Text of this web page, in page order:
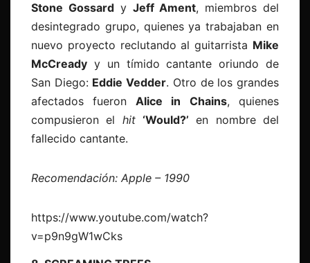
Stone Gossardy Jeff Ament, miembros del
desintegrado grupo, quienes ya trabajaban en
nuevo proyecto reclutando al guitarrista Mike
McCready y un tímido cantante oriundo de
San Diego: Eddie Vedder. Otro de los grandes
afectados fueron Alice in Chains, quienes
compusieron el hit‘Would?’ en nombre del
fallecido cantante.
Recomendación: Apple – 1990
https://www.youtube.com/watch?
v=p9n9gW1wCks